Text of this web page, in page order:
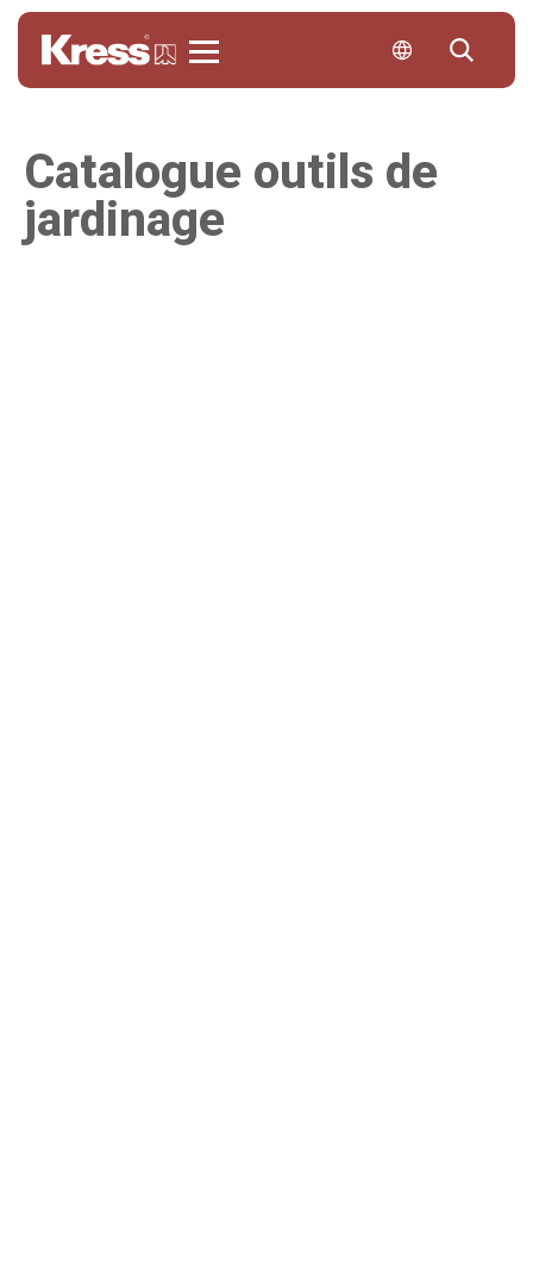
Catalogue outils de
jardinage